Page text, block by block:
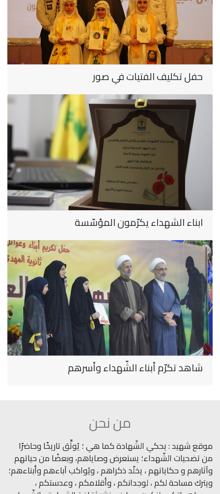
حفل تكليف الفتيات في صور
ابناء الشهداء يكرّمون المؤسّسة
شاهد تكرّم أبناء الشّهداء وأسرهم
من نحن
موقع شهيد : يحكي الشّهادة كما هي ؛ يُوثِّق تاريخًا وحاضرًا
من تضحيات الشّهداء؛ يستعرض وصاياهم، وبعضًا من حياتهم
وآثارهم و حكاياتهم ، يخلّد ذكراهم ، ويُواكب آباءهم وأبناءهم؛
ويترك مساحة لكم ، لوجدانكم ، وأقلامكم ، وعدستكم ،